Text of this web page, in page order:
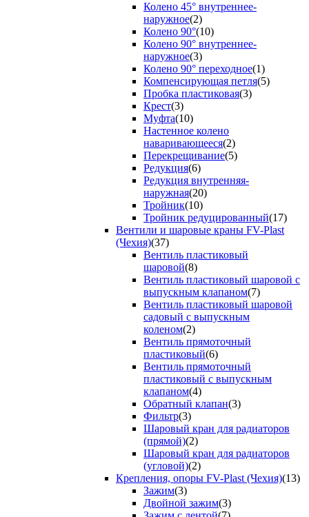
Колено 45° внутреннее-
наружное(2)
Колено 90°(10)
Колено 90° внутреннее-
наружное(3)
Колено 90° переходное(1)
Компенсирующая петля(5)
Пробка пластиковая(3)
Крест(3)
Муфта(10)
Настенное колено
наваривающееся(2)
Перекрещивание(5)
Редукция(6)
Редукция внутренняя-
наружная(20)
Тройник(10)
Тройник редуцированный(17)
Вентили и шаровые краны FV-Plast
(Чехия)(37)
Вентиль пластиковый
шаровой(8)
Вентиль пластиковый шаровой с
выпускным клапаном(7)
Вентиль пластиковый шаровой
садовый с выпускным
коленом(2)
Вентиль прямоточный
пластиковый(6)
Вентиль прямоточный
пластиковый с выпускным
клапаном(4)
Обратный клапан(3)
Фильтр(3)
Шаровый кран для радиаторов
(прямой)(2)
Шаровый кран для радиаторов
(угловой)(2)
Крепления, опоры FV-Plast (Чехия)(13)
Зажим(3)
Двойной зажим(3)